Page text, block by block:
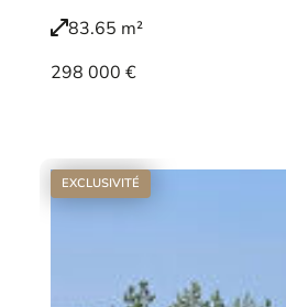
83.65 m²
298 000 €
EXCLUSIVITÉ